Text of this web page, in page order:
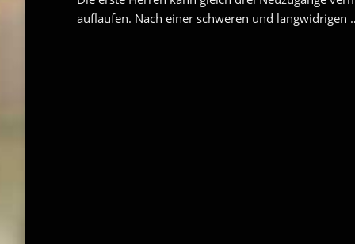
auflaufen. Nach einer schweren und langwidrigen